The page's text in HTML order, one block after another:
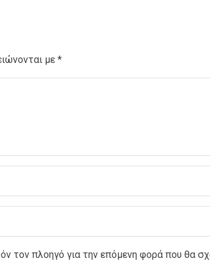
με *
τον πλοηγό για την επόμενη φορά που θα